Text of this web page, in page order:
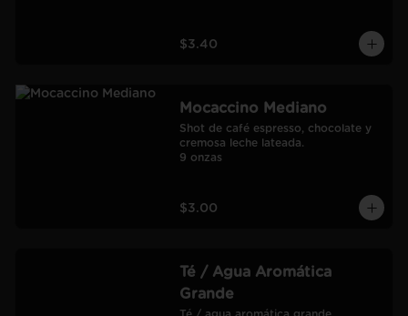
$3.40
Mocaccino Mediano
Shot de café espresso, chocolate y
cremosa leche lateada.
9 onzas
$3.00
Té / Agua Aromática
Grande